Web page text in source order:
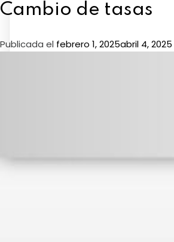
Cambio de tasas
Publicada el febrero 1, 2025abril 4, 2025